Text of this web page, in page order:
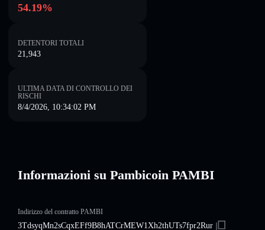
54.19%
DETENTORI TOTALI
21,943
ULTIMA DATA DI CONTROLLO DEI
RISCHI
8/4/2026, 10:34:02 PM
Informazioni su Pambicoin PAMBI
Indirizzo del contratto PAMBI
3TdsyqMn2sCqxEFf9B8hATCrMEW1Xh2thUTs7fpr2Rur